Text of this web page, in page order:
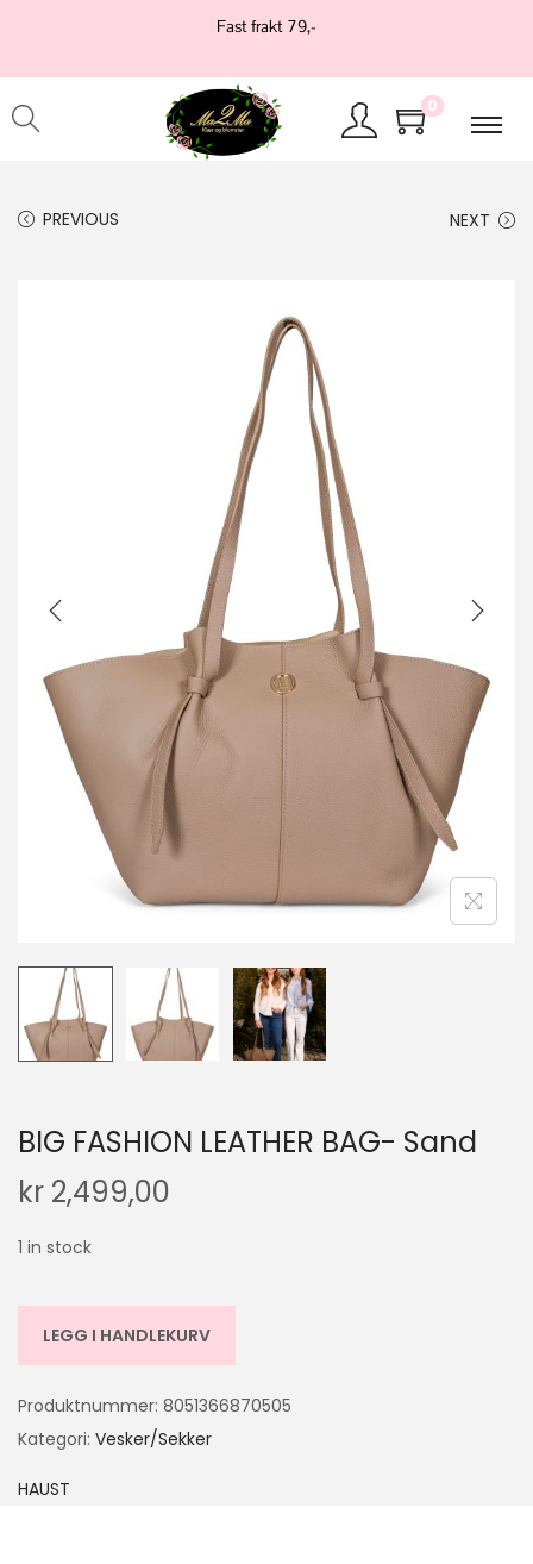
Fast frakt 79,-
0
PREVIOUS NEXT
BIG FASHION LEATHER BAG- Sand
kr 2,499,00
1 in stock
LEGG I HANDLEKURV
Produktnummer: 8051366870505
Kategori: Vesker/Sekker
HAUST